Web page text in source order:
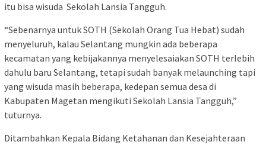
itu bisa wisuda Sekolah Lansia Tangguh.
“Sebenarnya untuk SOTH (Sekolah Orang Tua Hebat) sudah
menyeluruh, kalau Selantang mungkin ada beberapa
kecamatan yang kebijakannya menyelesaiakan SOTH terlebih
dahulu baru Selantang, tetapi sudah banyak melaunching tapi
yang wisuda masih beberapa, kedepan semua desa di
Kabupaten Magetan mengikuti Sekolah Lansia Tangguh,”
tuturnya.
Ditambahkan Kepala Bidang Ketahanan dan Kesejahteraan